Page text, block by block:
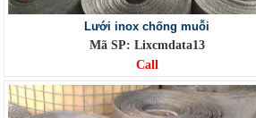
Lưới inox chống muỗi
Mã SP: Lixcmdata13
Call